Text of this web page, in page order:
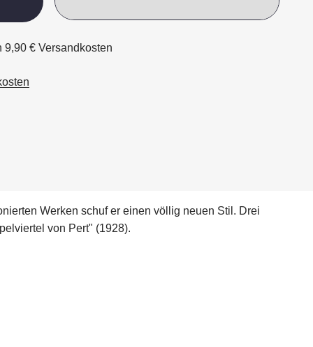
€ Versandkosten
Werken schuf er einen völlig neuen Stil. Drei
von Pert" (1928).